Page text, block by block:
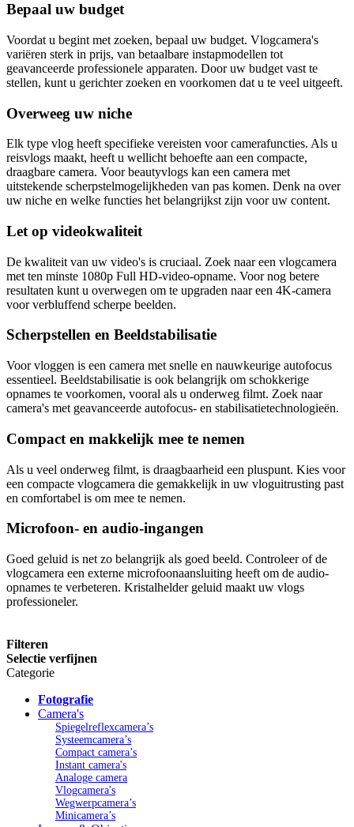
Bepaal uw budget
Voordat u begint met zoeken, bepaal uw budget. Vlogcamera's
variëren sterk in prijs, van betaalbare instapmodellen tot
geavanceerde professionele apparaten. Door uw budget vast te
stellen, kunt u gerichter zoeken en voorkomen dat u te veel uitgeeft.
Overweeg uw niche
Elk type vlog heeft specifieke vereisten voor camerafuncties. Als u
reisvlogs maakt, heeft u wellicht behoefte aan een compacte,
draagbare camera. Voor beautyvlogs kan een camera met
uitstekende scherpstelmogelijkheden van pas komen. Denk na over
uw niche en welke functies het belangrijkst zijn voor uw content.
Let op videokwaliteit
De kwaliteit van uw video's is cruciaal. Zoek naar een vlogcamera
met ten minste 1080p Full HD-video-opname. Voor nog betere
resultaten kunt u overwegen om te upgraden naar een 4K-camera
voor verbluffend scherpe beelden.
Scherpstellen en Beeldstabilisatie
Voor vloggen is een camera met snelle en nauwkeurige autofocus
essentieel. Beeldstabilisatie is ook belangrijk om schokkerige
opnames te voorkomen, vooral als u onderweg filmt. Zoek naar
camera's met geavanceerde autofocus- en stabilisatietechnologieën.
Compact en makkelijk mee te nemen
Als u veel onderweg filmt, is draagbaarheid een pluspunt. Kies voor
een compacte vlogcamera die gemakkelijk in uw vloguitrusting past
en comfortabel is om mee te nemen.
Microfoon- en audio-ingangen
Goed geluid is net zo belangrijk als goed beeld. Controleer of de
vlogcamera een externe microfoonaansluiting heeft om de audio-
opnames te verbeteren. Kristalhelder geluid maakt uw vlogs
professioneler.
Filteren
Selectie verfijnen
Categorie
Fotografie
Camera's
Spiegelreflexcamera’s
Systeemcamera’s
Compact camera’s
Instant camera's
Analoge camera
Vlogcamera's
Wegwerpcamera’s
Minicamera’s